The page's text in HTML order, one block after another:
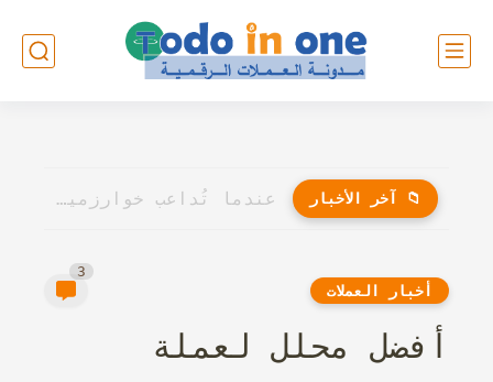
📁 آخر الأخبار عندما تُداعب خوارزميات الذكاء الاصطناعي أوتار الإبداع: هل سيُنافس الروبوت...
أخبار العملات
3
أفضل محلل لعملة